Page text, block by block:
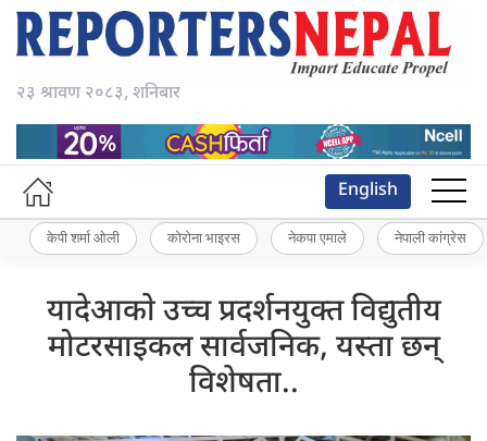
२३ श्रावण २०८३, शनिबार
English
केपी शर्मा ओली कोरोना भाइरस नेकपा एमाले नेपाली कांग्रेस
यादेआकाे उच्च प्रदर्शनयुक्त विद्युतीय
मोटरसाइकल सार्वजनिक, यस्ता छन्
विशेषता..